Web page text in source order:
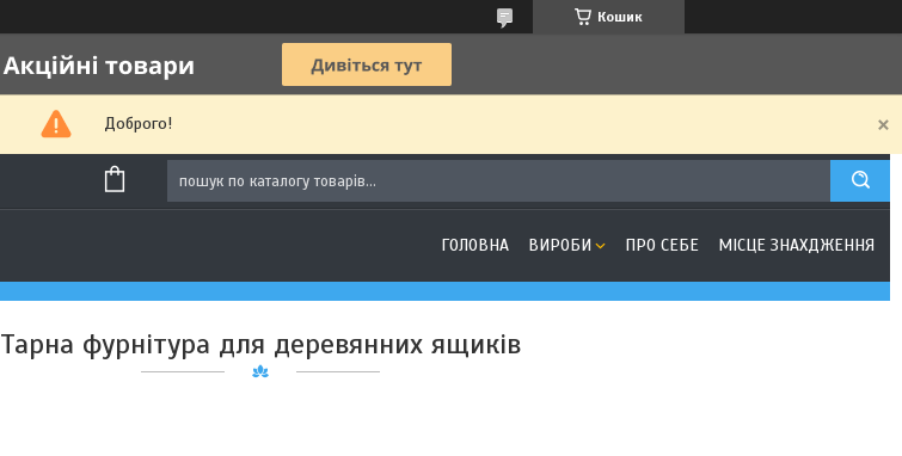
Кошик
Доброго!
ГОЛОВНА ВИРОБИ ПРО СЕБЕ МІСЦЕ ЗНАХДЖЕННЯ
Тарна фурнітура для деревянних ящиків